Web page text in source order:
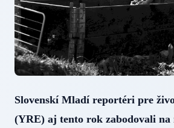
Slovenskí Mladí reportéri pre
(YRE) aj tento rok zabodovali na